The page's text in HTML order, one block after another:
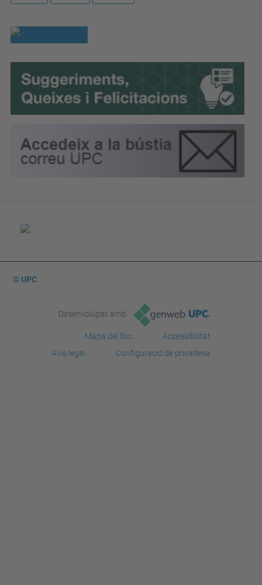
© UPC
Desenvolupat amb
Mapa del lloc
Accessibilitat
Avís legal
Configuració de privadesa